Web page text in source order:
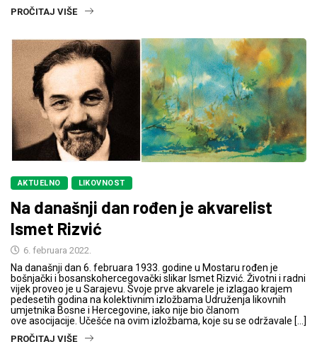
PROČITAJ VIŠE
AKTUELNO LIKOVNOST
Na današnji dan rođen je akvarelist
Ismet Rizvić
6. februara 2022.
Na današnji dan 6. februara 1933. godine u Mostaru rođen je
bošnjački i bosanskohercegovački slikar Ismet Rizvić. Životni i radni
vijek proveo je u Sarajevu. Svoje prve akvarele je izlagao krajem
pedesetih godina na kolektivnim izložbama Udruženja likovnih
umjetnika Bosne i Hercegovine, iako nije bio članom
ove asocijacije. Učešće na ovim izložbama, koje su se održavale […]
PROČITAJ VIŠE